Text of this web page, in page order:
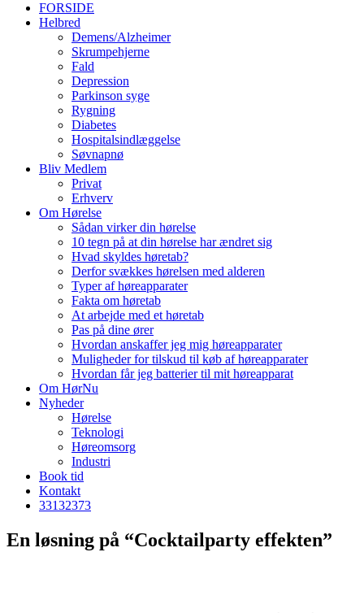
FORSIDE
Helbred
Demens/Alzheimer
Skrumpehjerne
Fald
Depression
Parkinson syge
Rygning
Diabetes
Hospitalsindlæggelse
Søvnapnø
Bliv Medlem
Privat
Erhverv
Om Hørelse
Sådan virker din hørelse
10 tegn på at din hørelse har ændret sig
Hvad skyldes høretab?
Derfor svækkes hørelsen med alderen
Typer af høreapparater
Fakta om høretab
At arbejde med et høretab
Pas på dine ører
Hvordan anskaffer jeg mig høreapparater
Muligheder for tilskud til køb af høreapparater
Hvordan får jeg batterier til mit høreapparat
Om HørNu
Nyheder
Hørelse
Teknologi
Høreomsorg
Industri
Book tid
Kontakt
33132373
En løsning på “Cocktailparty effekten”